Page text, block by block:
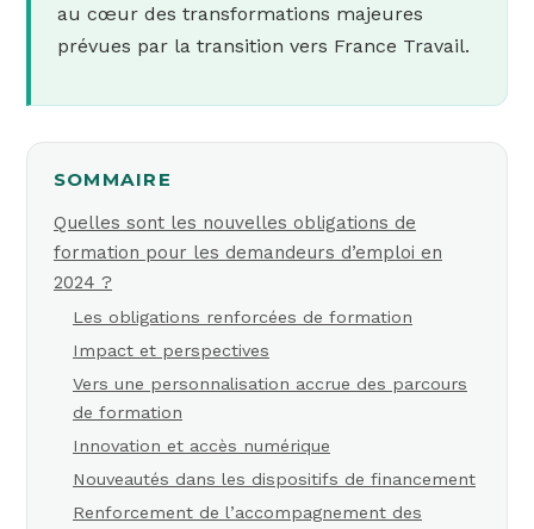
au cœur des transformations majeures
prévues par la transition vers France Travail.
SOMMAIRE
Quelles sont les nouvelles obligations de
formation pour les demandeurs d’emploi en
2024 ?
Les obligations renforcées de formation
Impact et perspectives
Vers une personnalisation accrue des parcours
de formation
Innovation et accès numérique
Nouveautés dans les dispositifs de financement
Renforcement de l’accompagnement des